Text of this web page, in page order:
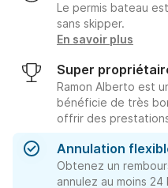
Le permis bateau
sans skipper.
En savoir plus
Super
Ramon Alberto est
bénéficie de très
offrir des
Annulation
Obtenez un
annulez au moins